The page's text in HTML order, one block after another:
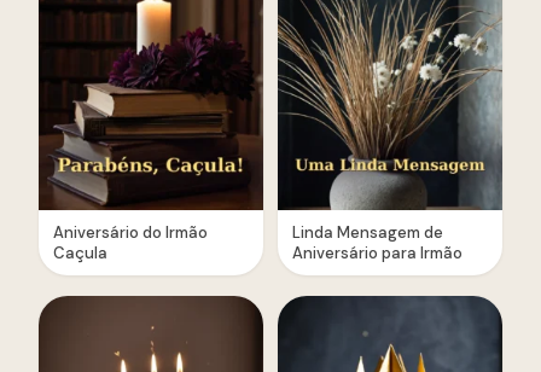
Aniversário do Irmão
Caçula
Linda Mensagem de
Aniversário para Irmão